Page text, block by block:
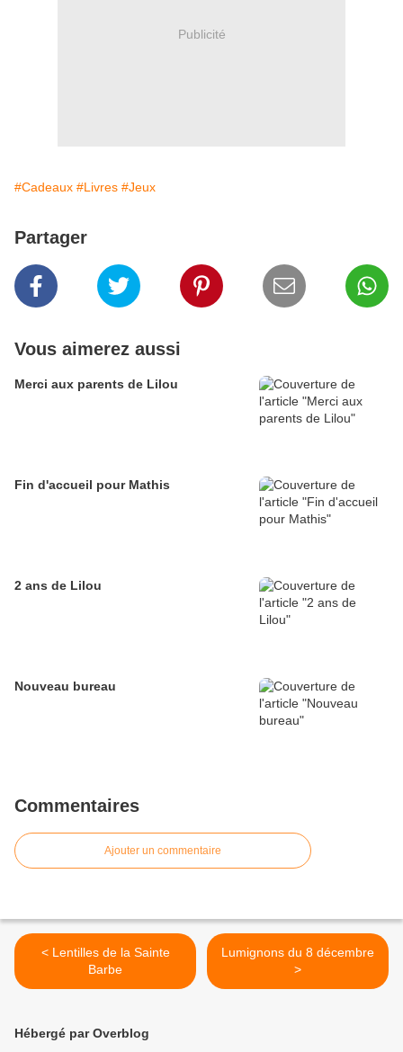
Publicité
#Cadeaux #Livres #Jeux
Partager
Vous aimerez aussi
Merci aux parents de Lilou
Fin d'accueil pour Mathis
2 ans de Lilou
Nouveau bureau
Commentaires
Ajouter un commentaire
< Lentilles de la Sainte
Barbe
Lumignons du 8 décembre
>
Hébergé par Overblog